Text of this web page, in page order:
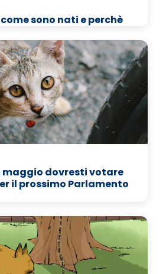
sono nati e perchè
maggio dovresti votare
il prossimo Parlamento